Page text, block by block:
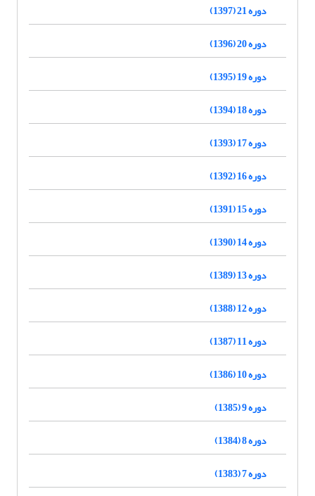
دوره 21 (1397)
دوره 20 (1396)
دوره 19 (1395)
دوره 18 (1394)
دوره 17 (1393)
دوره 16 (1392)
دوره 15 (1391)
دوره 14 (1390)
دوره 13 (1389)
دوره 12 (1388)
دوره 11 (1387)
دوره 10 (1386)
دوره 9 (1385)
دوره 8 (1384)
دوره 7 (1383)